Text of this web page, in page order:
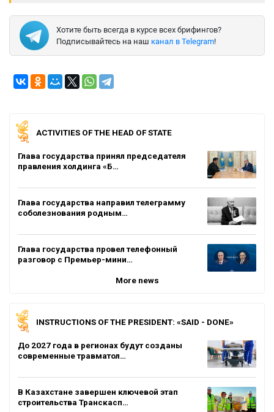
Хотите быть всегда в курсе всех брифингов?
Подписывайтесь на наш канал в Telegram!
ACTIVITIES OF THE HEAD OF STATE
Глава государства принял председателя
правления холдинга «Б…
Глава государства направил телеграмму
соболезнования родным…
Глава государства провел телефонный
разговор с Премьер-мини…
More news
INSTRUCTIONS OF THE PRESIDENT: «SAID - DONE»
До 2027 года в регионах будут созданы
современные травматол…
В Казахстане завершен ключевой этап
строительства Транскасп…